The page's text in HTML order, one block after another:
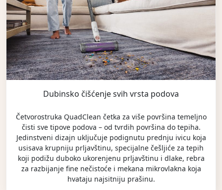
Dubinsko čišćenje svih vrsta podova
Četvorostruka QuadClean četka za više površina temeljno
čisti sve tipove podova – od tvrdih površina do tepiha.
Jedinstveni dizajn uključuje podignutu prednju ivicu koja
usisava krupniju prljavštinu, specijalne češljiće za tepih
koji podižu duboko ukorenjenu prljavštinu i dlake, rebra
za razbijanje fine nečistoće i mekana mikrovlakna koja
hvataju najsitniju prašinu.